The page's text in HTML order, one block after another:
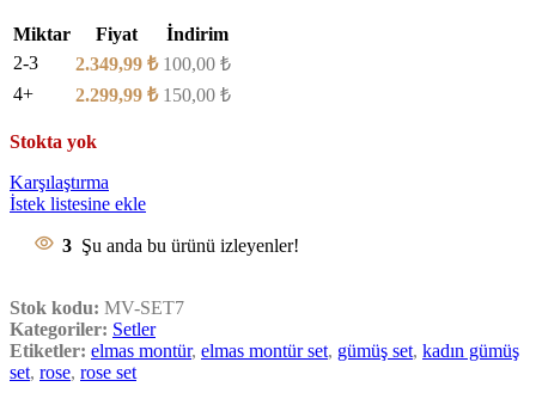
Miktar Fiyat
İndirim
2-3
2.349,99 ₺ 100,00 ₺
4+
2.299,99 ₺ 150,00 ₺
Stokta yok
Karşılaştırma
İstek listesine ekle
3 Şu anda bu ürünü izleyenler!
Stok kodu: MV-SET7
Kategoriler: Setler
Etiketler: elmas montür, elmas montür set, gümüş set, kadın gümüş
set, rose, rose set